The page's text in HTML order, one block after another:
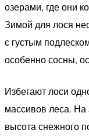
озерами, где они
Зимой для лося
с густым
особенно сосны,
Избегают лоси
массивов леса. На
высота снежного